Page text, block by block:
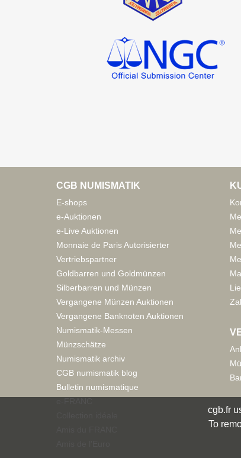
CGB NUMISMATIK
E-shops
e-Auktionen
e-Live Auktionen
Monnaie de Paris Autorisierter
Vertriebspartner
Goldbarren und Goldmünzen
Silberbarren und Münzen
Vergangene Münzen Auktionen
Vergangene Banknoten Auktionen
Numismatik-Messen
Münzschätze
Numismatik archiv
CGB numismatik blog
Bulletin numismatique
cgb.fr
To